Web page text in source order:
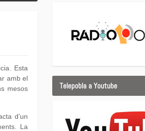
Esta
amb el
mesos
d’un
La
Telepobla a Youtube